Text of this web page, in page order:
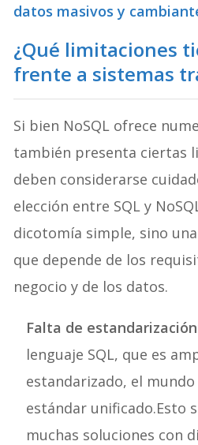
datos masivos y
¿Qué limitaciones
frente a sistemas
Si bien NoSQL ofrece
también presenta ciertas
deben considerarse
elección entre SQL y
dicotomía simple, sino
que depende de los
negocio y de los datos.
Falta de
lenguaje SQL, que es
estandarizado, el mundo
estándar unificado.Esto
muchas soluciones con